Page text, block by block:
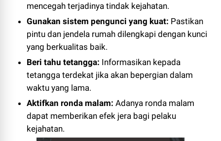
mencegah terjadinya tindak kejahatan.
Gunakan sistem pengunci yang kuat: Pastikan
pintu dan jendela rumah dilengkapi dengan kunci
yang berkualitas baik.
Beri tahu tetangga: Informasikan kepada
tetangga terdekat jika akan bepergian dalam
waktu yang lama.
Aktifkan ronda malam: Adanya ronda malam
dapat memberikan efek jera bagi pelaku
kejahatan.